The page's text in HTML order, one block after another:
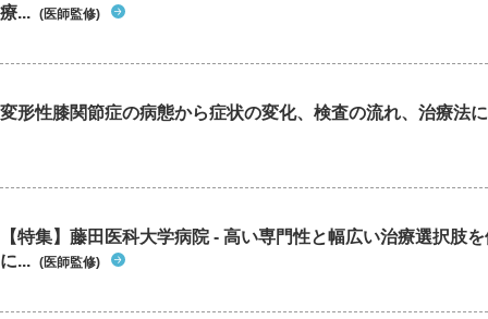
療... (医師監修)
変形性膝関節症の病態から症状の変化、検査の流れ、治療法
【特集】藤田医科大学病院 - 高い専門性と幅広い治療選択肢
に... (医師監修)